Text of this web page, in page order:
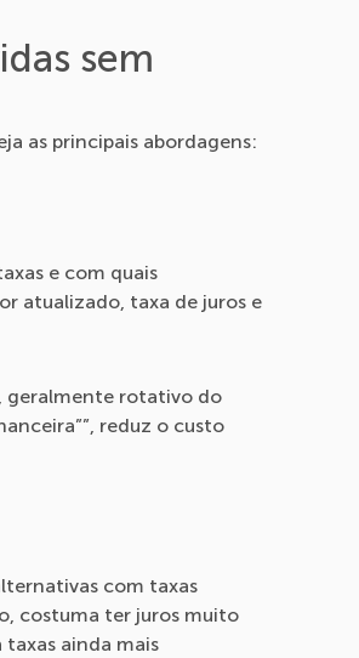
sem
as principais abordagens:
e com quais
atualizado, taxa de juros e
geralmente rotativo do
reduz o custo
com taxas
costuma ter juros muito
ainda mais